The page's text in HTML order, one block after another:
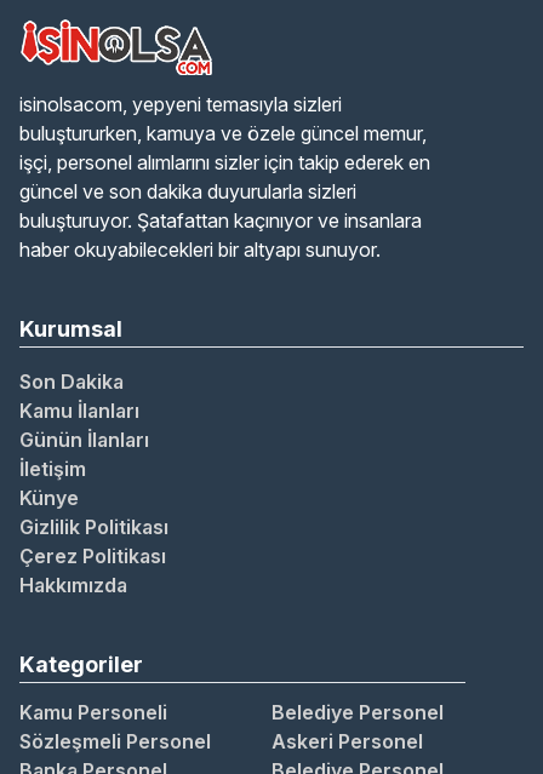
isinolsacom, yepyeni temasıyla sizleri
buluştururken, kamuya ve özele güncel memur,
işçi, personel alımlarını sizler için takip ederek en
güncel ve son dakika duyurularla sizleri
buluşturuyor. Şatafattan kaçınıyor ve insanlara
haber okuyabilecekleri bir altyapı sunuyor.
Kurumsal
Son Dakika
Kamu İlanları
Günün İlanları
İletişim
Künye
Gizlilik Politikası
Çerez Politikası
Hakkımızda
Kategoriler
Kamu Personeli
Belediye Personel
Sözleşmeli Personel
Askeri Personel